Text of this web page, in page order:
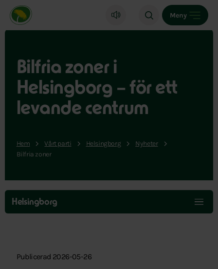
Miljöpartiet de gröna, startsida
Meny
Bilfria zoner i
Helsingborg – för ett
levande centrum
Hem Vårt parti Helsingborg
Nyheter
Bilfria zoner
Hoppa
över
menyn
Helsingborg
Publicerad 2026-05-26